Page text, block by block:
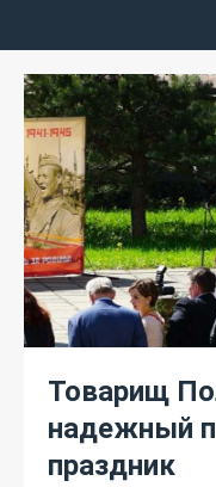
Товарищ
надежный
праздник